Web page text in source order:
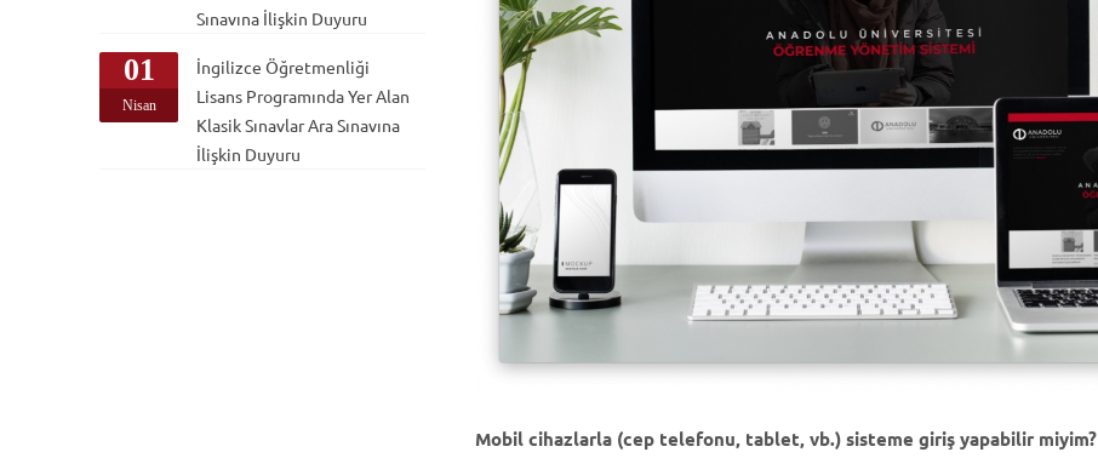
Mobil cihazlarla (cep telefonu, tablet, vb.) sisteme giriş yapabilir miyim?
Sınavına İlişkin Duyuru
01
Nisan
İngilizce Öğretmenliği
Lisans Programında Yer Alan
Klasik Sınavlar Ara Sınavına
İlişkin Duyuru